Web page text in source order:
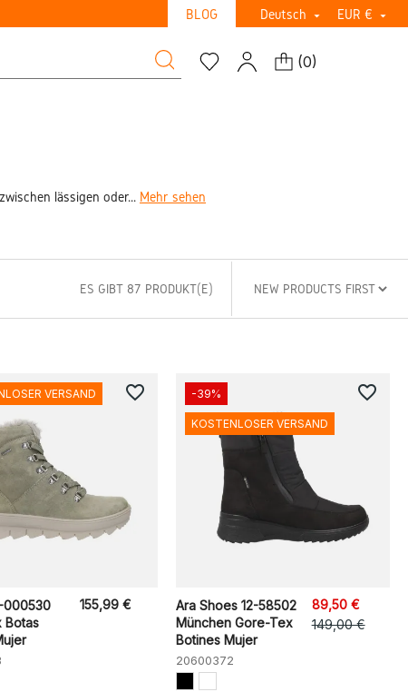
BLOG Deutsch  EUR € 
(0)
lässigen oder... Mehr sehen
ES GIBT 87 PRODUKT(E)
000530
Botas
155,99 €
VERSAND favorite_border
Ara Shoes 12-58502
München Gore-Tex
Botines Mujer
20600372
89,50 €
149,00 €
-39%
KOSTENLOSER VERSAND
favorite_border